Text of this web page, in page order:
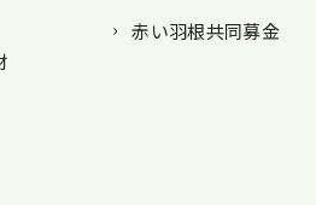
赤い羽根共同募金